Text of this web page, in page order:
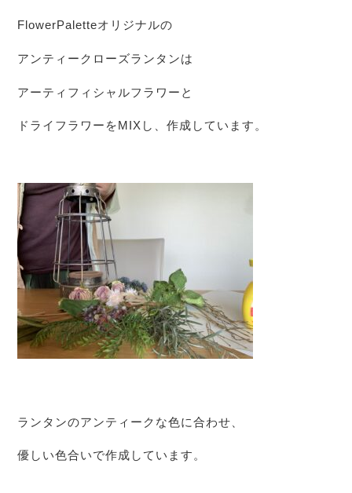
FlowerPaletteオリジナルの
アンティークローズランタンは
アーティフィシャルフラワーと
ドライフラワーをMIXし、作成しています。
ランタンのアンティークな色に合わせ、
優しい色合いで作成しています。